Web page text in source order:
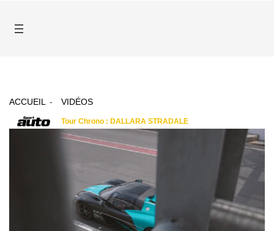
ACCUEIL VIDÉOS